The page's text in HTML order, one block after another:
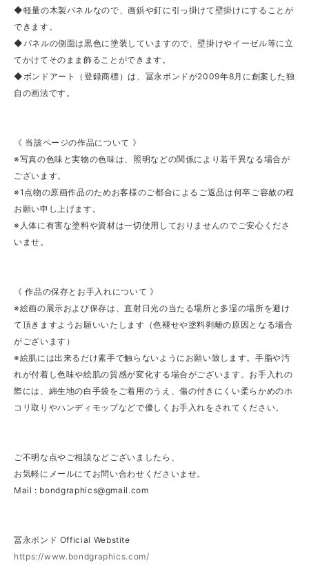
◆軽量の木製パネルなので、画鋲や釘に引っ掛けて壁掛けにすることが
できます。
◆パネルの側面は黒色に塗装していますので、壁掛けやイーゼル等に立
てかけてそのまま飾ることができます。
◆ボンドアート（登録商標）は、冨永ボンドが2009年8月に創案した独
自の画法です。
《 当該ページの作品について 》
※写真の色味と実物の色味は、照明などの関係により若干異なる場合が
ございます。
※1点物の原画作品のためお客様のご都合によるご返品は何卒ご容赦の程
お願い申し上げます。
※人体に有害な塗料や資材は一切使用しておりませんのでご安心くださ
いませ。
《 作品の保存とお手入れについて 》
※絵画の展示および保存は、直射日光の当たる場所と多湿の場所を避け
て頂きますようお願いいたします（色褪せや塗料剥離の原因となる場合
がございます）
※絵肌には出来るだけ素手で触らないようにお願い致します。手脂や汚
れが付着し色味や絵肌の質感が変化する場合がございます。お手入れの
際には、綿生地の白手袋をご着用のうえ、傷の付きにくい柔らかめのホ
コリ取りやハンディモップなどで優しくお手入れをされてください。
ご不明な点やご相談などございましたら、
お気軽にメールにてお問い合わせくださいませ。
Mail : bondgraphics@gmail.com
冨永ボンド Official Webstite
https://www.bondgraphics.com/